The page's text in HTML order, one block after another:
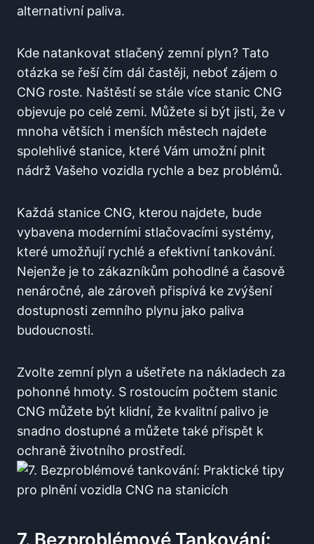
alternativní paliva.
Kde natankovat stlačený zemní plyn? Tato
otázka se řeší čím dál častěji, neboť zájem o
CNG roste. Naštěstí se stále více stanic CNG
objevuje po celé zemi. Můžete si být jisti, že v
mnoha větších i menších městech najdete
spolehlivé stanice, které Vám umožní plnit
nádrž Vašeho vozidla rychle a bez problémů.
Každá stanice CNG, kterou najdete, bude
vybavena moderními stlačovacími systémy,
které umožňují rychlé a efektivní tankování.
Nejenže je to zákazníkům pohodlné a časově
nenáročné, ale zároveň přispívá ke zvýšení
dostupnosti zemního plynu jako paliva
budoucnosti.
Zvolte zemní plyn a ušetřete na nákladech za
pohonné hmoty. S rostoucím počtem stanic
CNG můžete být klidní, že kvalitní palivo je
snadno dostupné a můžete také přispět k
ochraně životního prostředí.